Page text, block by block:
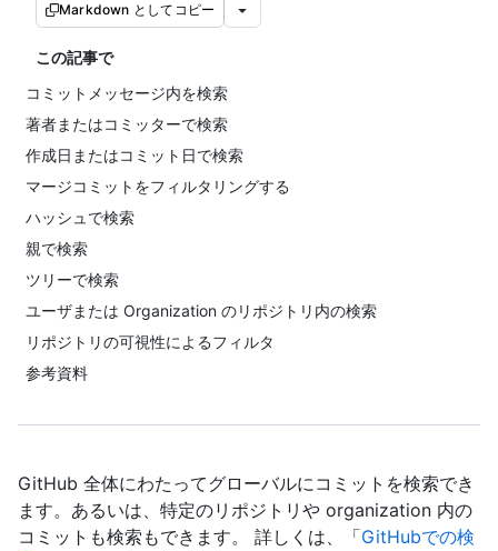
Markdown としてコピー
この記事で
コミットメッセージ内を検索
著者またはコミッターで検索
作成日またはコミット日で検索
マージコミットをフィルタリングする
ハッシュで検索
親で検索
ツリーで検索
ユーザまたは Organization のリポジトリ内の検索
リポジトリの可視性によるフィルタ
参考資料
GitHub 全体にわたってグローバルにコミットを検索でき
ます。あるいは、特定のリポジトリや organization 内の
コミットも検索もできます。 詳しくは、「GitHubでの検